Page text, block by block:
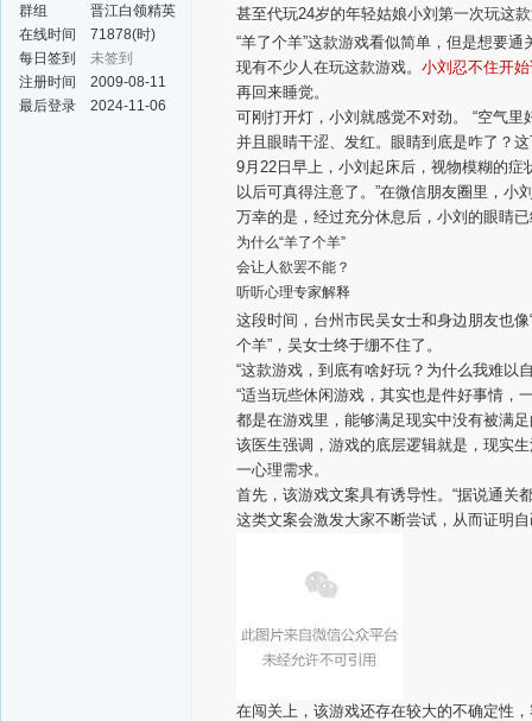
群组
晋江白领精英
群
在线时间
71878(时)
每日签到
未签到
注册时间
2009-08-11
最后登录
2024-11-06
甚至代玩24岁的年轻姑娘小刘第一次玩这
“羊了个羊”这款游戏看似简单，但是想要
现有不少人在玩这款游戏。 小刘忍不住开
再回来睡觉。
可刚打开灯，小刘就感觉不对劲。 “空气
并且眼睛干涩、发红。眼睛到底是咋了？
9月22日早上，小刘起床后，视物模糊的
以后可真得注意了。”在微信朋友圈里，小
万幸的是，经过充分休息后，小刘的眼睛
为什么“羊了个羊”
会让人欲罢不能？
听听心理专家解释
这段时间，台州市民吴女士和身边朋友也
个羊”，吴女士终于绷不住了。
“这款游戏，到底有啥好玩？为什么我难以
“适当玩些休闲游戏，其实也是件好事情，
都是在游戏里，能够满足现实中没有被满足
该医生强调，游戏的底层逻辑就是，现实
一心理需求。
首先，该游戏文案具有诱导性。“据说通关
这类文案会激发大家不断尝试，从而证明自
在闯关上，该游戏还存在较大的不确定性